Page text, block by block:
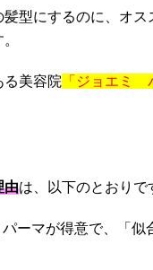
型にするのに、オス
る美容院 「ジョエミ
由は、以下のとおりで
ーマが得意で、「似